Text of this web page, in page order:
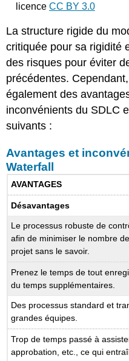
licence CC BY 3.0
La structure rigide du
critiquée pour sa rigidité
des risques pour éviter
précédentes.
également des
inconvénients du SDLC
suivants :
Avantages et
Waterfall
AVANTAGES
Désavantages
Le processus robuste de
afin de minimiser le nombre
projet sans le savoir.
Prenez le temps de tout
du temps supplémentaires.
Des processus standard et
grandes équipes.
Trop de temps passé à
approbation, etc., ce qui